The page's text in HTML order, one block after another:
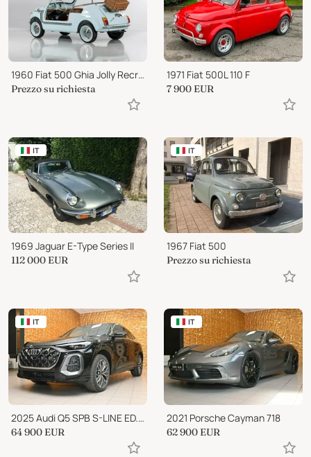
1960 Fiat 500 Ghia Jolly Recreation
Prezzo su richiesta
1971 Fiat 500L 110 F
7 900 EUR
IT
1969 Jaguar E-Type Series II
112 000 EUR
IT
1967 Fiat 500
Prezzo su richiesta
IT
2025 Audi Q5 SPB S-LINE ED.TDI Q.S-TR.RADAR 20"
64 900 EUR
IT
2021 Porsche Cayman 718
62 900 EUR